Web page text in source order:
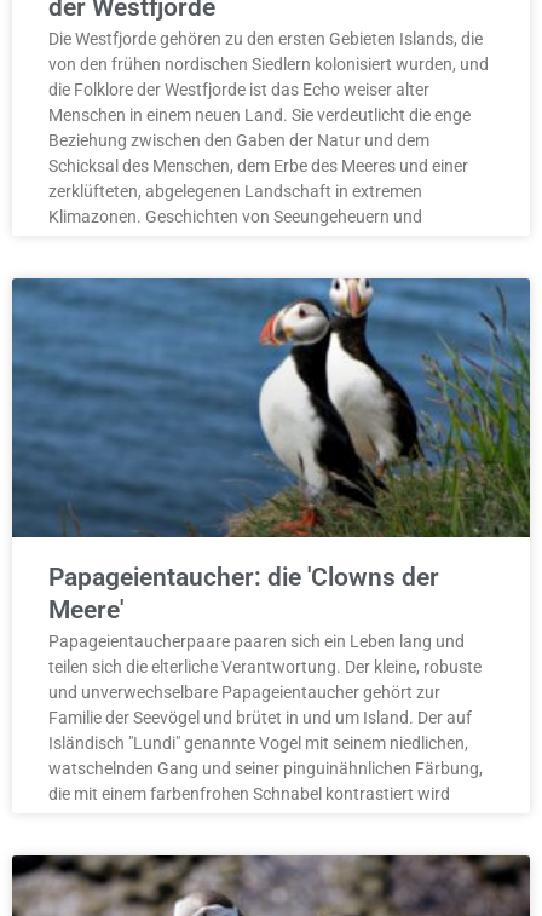
der Westfjorde
Die Westfjorde gehören zu den ersten Gebieten Islands, die
von den frühen nordischen Siedlern kolonisiert wurden, und
die Folklore der Westfjorde ist das Echo weiser alter
Menschen in einem neuen Land. Sie verdeutlicht die enge
Beziehung zwischen den Gaben der Natur und dem
Schicksal des Menschen, dem Erbe des Meeres und einer
zerklüfteten, abgelegenen Landschaft in extremen
Klimazonen. Geschichten von Seeungeheuern und
Papageientaucher: die 'Clowns der
Meere'
Papageientaucherpaare paaren sich ein Leben lang und
teilen sich die elterliche Verantwortung. Der kleine, robuste
und unverwechselbare Papageientaucher gehört zur
Familie der Seevögel und brütet in und um Island. Der auf
Isländisch "Lundi" genannte Vogel mit seinem niedlichen,
watschelnden Gang und seiner pinguinähnlichen Färbung,
die mit einem farbenfrohen Schnabel kontrastiert wird